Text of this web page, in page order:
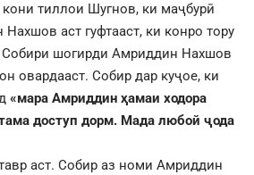
тиллои Шугнов, ки маҷбурӣ
аст гуфтааст, ки конро тору
Собири шогирди Амриддин Нахшов
овардааст. Собир дар куҷое, ки
«мара Амриддин ҳамаи ходора
доступ дорм. Мада любой ҷода
аст. Собир аз номи Амриддин